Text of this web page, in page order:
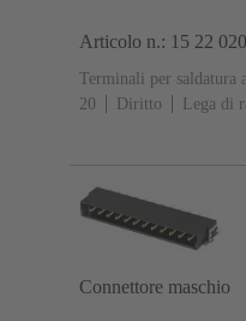
Articolo n.: 15 22
Terminali per saldatura
20
Diritto Lega di
Connettore maschio